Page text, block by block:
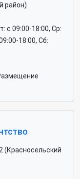
район)
c 09:00-18:00, Ср:
18:00, Сб:
(Красносельский